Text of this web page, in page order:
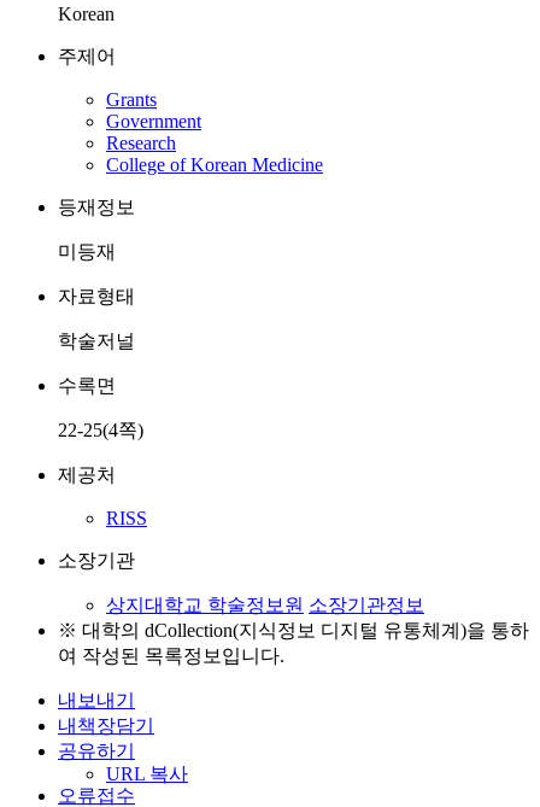
Korean
주제어
Grants
Government
Research
College of Korean Medicine
등재정보
미등재
자료형태
학술저널
수록면
22-25(4쪽)
제공처
RISS
소장기관
상지대학교 학술정보원 소장기관정보
※ 대학의 dCollection(지식정보 디지털 유통체계)을 통하
여 작성된 목록정보입니다.
내보내기
내책장담기
공유하기
URL 복사
오류접수